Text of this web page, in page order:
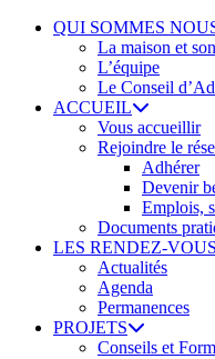
QUI SOMMES
La maison et
L’équipe
Le Conseil
ACCUEIL
Vous accueillir
Rejoindre le
Adhérer
Devenir
Emplois,
Documents
LES RENDEZ-VOUS
Actualités
Agenda
Permanences
PROJETS
Conseils et